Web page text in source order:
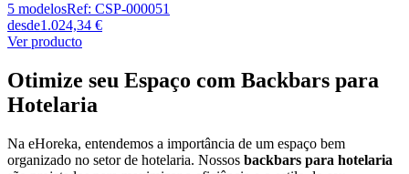
5 modelosRef: CSP-000051
desde1.024,34 €
Ver producto
Otimize seu Espaço com Backbars para
Hotelaria
Na eHoreka, entendemos a importância de um espaço bem
organizado no setor de hotelaria. Nossos backbars para hotelaria